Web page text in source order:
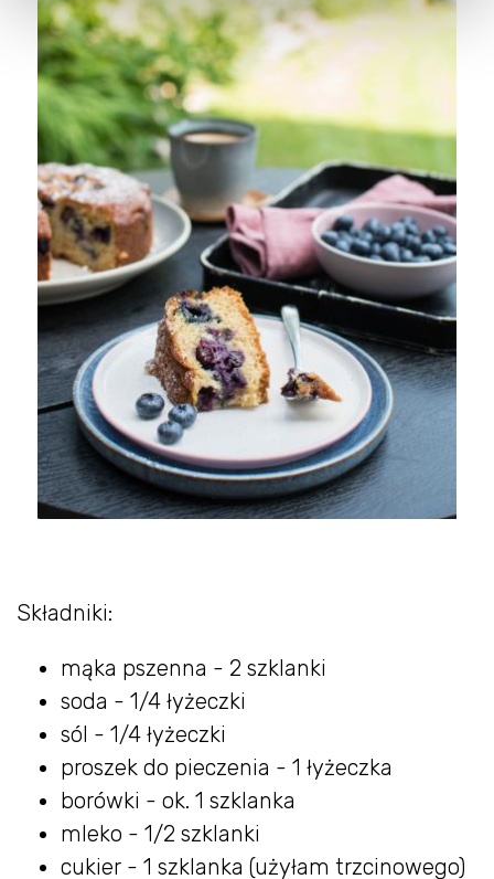
Składniki:
mąka pszenna - 2 szklanki
soda - 1/4 łyżeczki
sól - 1/4 łyżeczki
proszek do pieczenia - 1 łyżeczka
borówki - ok. 1 szklanka
mleko - 1/2 szklanki
cukier - 1 szklanka (użyłam trzcinowego)